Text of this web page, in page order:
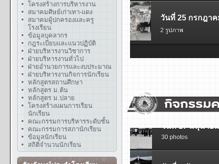
โครงสร้างการบริหารงาน
สมาคมศิษย์เก่าเทา-แดง
สมาคมผู้ปกครองและครู
โรงเรียน
ข้อมูลบุคลากร
กฎระเบียบและแนวปฏิบัติ
ฝ่ายบริหารงานวิชาการ
ฝ่ายบริหารงานทั่วไป
ฝ่ายอำนวยการและงบประมาณ
ฝ่ายบริหารงานกิจการนักเรียน
หลักสูตรสถานศึกษา
หลักสูตร ม.ต้น
หลักสูตร ม.ปลาย
โครงสร้างแผนการเรียน
นักเรียน
คณะกรรมการบริหารระดับชั้น
คณะกรรมการสภานักเรียน
ข้อมูลนักเรียน
สถิติจำนวนนักเรียน